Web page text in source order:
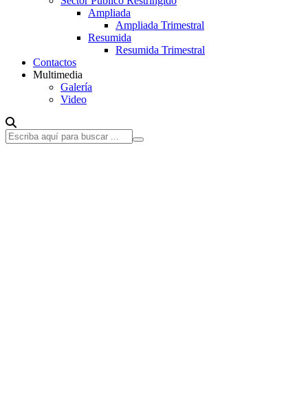
Ampliada
Ampliada Trimestral
Resumida
Resumida Trimestral
Contactos
Multimedia
Galería
Video